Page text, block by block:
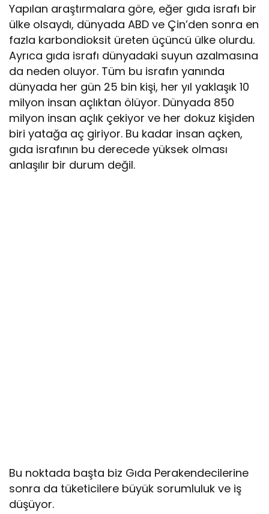
Yapılan araştırmalara göre, eğer gıda israfı bir
ülke olsaydı, dünyada ABD ve Çin’den sonra en
fazla karbondioksit üreten üçüncü ülke olurdu.
Ayrıca gıda israfı dünyadaki suyun azalmasına
da neden oluyor. Tüm bu israfın yanında
dünyada her gün 25 bin kişi, her yıl yaklaşık 10
milyon insan açlıktan ölüyor. Dünyada 850
milyon insan açlık çekiyor ve her dokuz kişiden
biri yatağa aç giriyor. Bu kadar insan açken,
gıda israfının bu derecede yüksek olması
anlaşılır bir durum değil.
Bu noktada başta biz Gıda Perakendecilerine
sonra da tüketicilere büyük sorumluluk ve iş
düşüyor.